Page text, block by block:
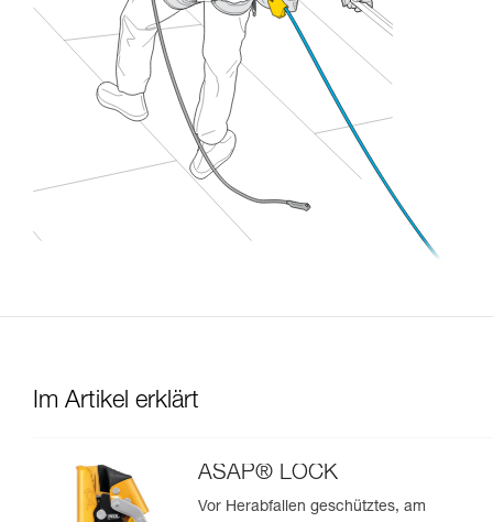
Im Artikel erklärt
ASAP® LOCK
Vor Herabfallen geschütztes, am